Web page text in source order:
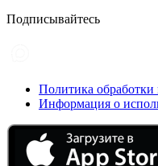
Подписывайтесь
Политика
Информация о